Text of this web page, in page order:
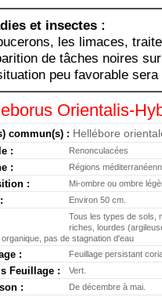
et insectes :
les limaces,
de tâches noires
peu favorable
Orientalis-
commun(s) : Hellébore
: Renonculacées
: Régions
: Mi-ombre ou ombre
Environ 50 cm.
Tous les types de sols,
riches, lourdes
pas de stagnation d'eau
: Feuillage persistant
Feuillage : Vert.
: De décembre à mai.